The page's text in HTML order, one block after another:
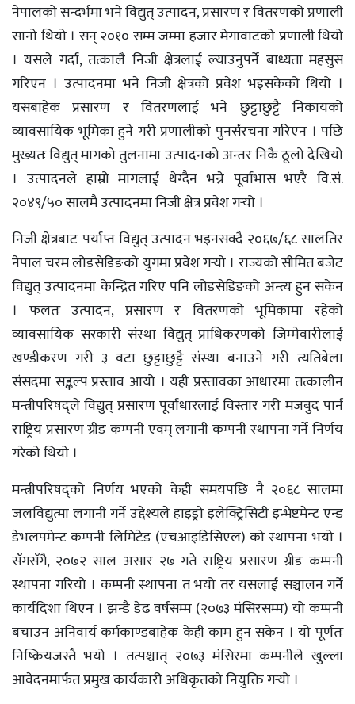
नेपालको सन्दर्भमा भने विद्युत् उत्पादन, प्रसारण र वितरणको प्रणाली
सानो थियो । सन् २०१० सम्म जम्मा हजार मेगावाटको प्रणाली थियो
। यसले गर्दा, तत्कालै निजी क्षेत्रलाई ल्याउनुपर्ने बाध्यता महसुस
गरिएन । उत्पादनमा भने निजी क्षेत्रको प्रवेश भइसकेको थियो ।
यसबाहेक प्रसारण र वितरणलाई भने छुट्टाछुट्टै निकायको
व्यावसायिक भूमिका हुने गरी प्रणालीको पुनर्संरचना गरिएन । पछि
मुख्यतः विद्युत् मागको तुलनामा उत्पादनको अन्तर निकै ठूलो देखियो
। उत्पादनले हाम्रो मागलाई थेग्दैन भन्ने पूर्वाभास भएरै वि.सं.
२०४९/५० सालमै उत्पादनमा निजी क्षेत्र प्रवेश गर्‍यो ।
निजी क्षेत्रबाट पर्याप्त विद्युत् उत्पादन भइनसक्दै २०६७/६८ सालतिर
नेपाल चरम लोडसेडिङको युगमा प्रवेश गर्‍यो । राज्यको सीमित बजेट
विद्युत् उत्पादनमा केन्द्रित गरिए पनि लोडसेडिङको अन्त्य हुन सकेन
। फलतः उत्पादन, प्रसारण र वितरणको भूमिकामा रहेको
व्यावसायिक सरकारी संस्था विद्युत् प्राधिकरणको जिम्मेवारीलाई
खण्डीकरण गरी ३ वटा छुट्टाछुट्टै संस्था बनाउने गरी त्यतिबेला
संसदमा सङ्कल्प प्रस्ताव आयो । यही प्रस्तावका आधारमा तत्कालीन
मन्त्रीपरिषद्ले विद्युत् प्रसारण पूर्वाधारलाई विस्तार गरी मजबुद पार्न
राष्ट्रिय प्रसारण ग्रीड कम्पनी एवम् लगानी कम्पनी स्थापना गर्ने निर्णय
गरेको थियो ।
मन्त्रीपरिषद्को निर्णय भएको केही समयपछि नै २०६८ सालमा
जलविद्युत्मा लगानी गर्ने उद्देश्यले हाइड्रो इलेक्ट्रिसिटी इन्भेष्टमेन्ट एन्ड
डेभलपमेन्ट कम्पनी लिमिटेड (एचआइडिसिएल) को स्थापना भयो ।
सँगसँगै, २०७२ साल असार २७ गते राष्ट्रिय प्रसारण ग्रीड कम्पनी
स्थापना गरियो । कम्पनी स्थापना त भयो तर यसलाई सञ्चालन गर्ने
कार्यदिशा थिएन । झन्डै डेढ वर्षसम्म (२०७३ मंसिरसम्म) यो कम्पनी
बचाउन अनिवार्य कर्मकाण्डबाहेक केही काम हुन सकेन । यो पूर्णतः
निष्क्रियजस्तै भयो । तत्पश्चात् २०७३ मंसिरमा कम्पनीले खुल्ला
आवेदनमार्फत प्रमुख कार्यकारी अधिकृतको नियुक्ति गर्‍यो ।